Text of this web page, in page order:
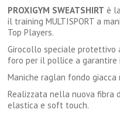
PROXIGYM SWEATSHIRT è
il training MULTISPORT a
Top Players.
Girocollo speciale protettivo
foro per il pollice a garantire
Maniche raglan fondo giacca
Realizzata nella nuova fibra
elastica e soft touch.